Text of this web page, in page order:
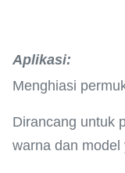
Aplikasi:
Menghiasi
Dirancang untuk
warna dan model